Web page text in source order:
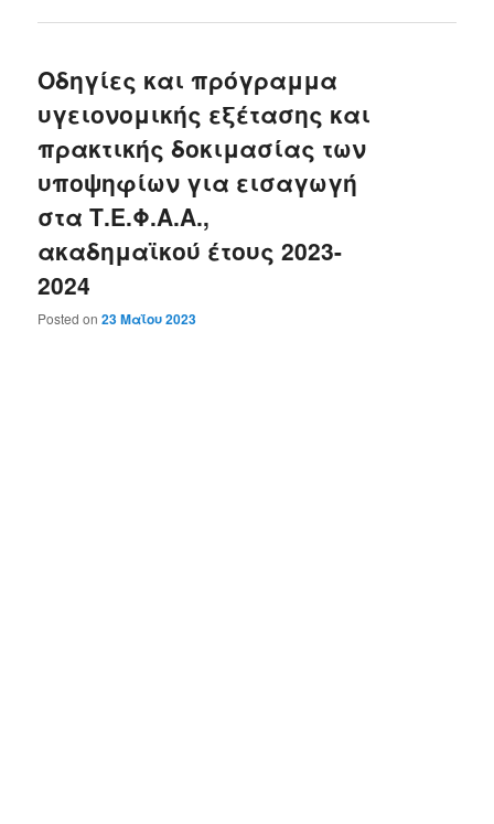
Οδηγίες και πρόγραμμα
υγειονομικής εξέτασης και
πρακτικής δοκιμασίας των
υποψηφίων για εισαγωγή
στα Τ.Ε.Φ.Α.Α.,
ακαδημαϊκού έτους 2023-
2024
Posted on23 Μαΐου 2023